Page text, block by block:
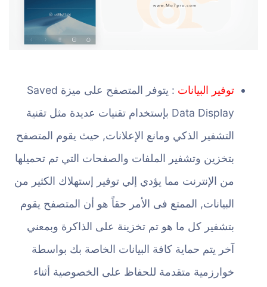
توفير البيانات
: يتوفر المتصفح على ميزة Saved
Data Display بإستخدام تقنيات عديدة مثل تقنية
التشفير الذكي ومانع الإعلانات, حيث يقوم المتصفح
بتخزين وتشفير الملفات والصفحات التي تم تحميلها
من الإنترنت مما يؤدي إلي توفير إستهلاك الكثير من
البيانات, الممتع فى الأمر حقاً هو أن المتصفح يقوم
بتشفير كل ما هو تم تخزينة على الذاكرة وبمعني
آخر يتم حماية كافة البيانات الخاصة بك بواسطة
خوارزمية متقدمة للحفاظ على الخصوصية أثناء